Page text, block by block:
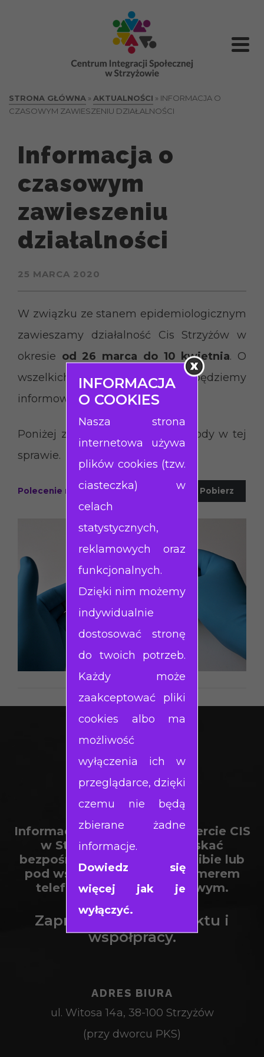
STRONA GŁÓWNA » AKTUALNOŚCI » INFORMACJA O
CZASOWYM ZAWIESZENIU DZIAŁALNOŚCI
Informacja o
czasowym
zawieszeniu
działalności
25 MARCA 2020
W związku ze stanem epidemiologicznym
zawieszamy działalność Cis Strzyżów w
okresie od 26 marca do 10 kwietnia. O
wszelkich zmianach będziemy
informować na bieżąco.
Poniżej załączamy pismo wojewody w tej
sprawie.
Polecenie nr 3 WP z dn. 24.03.2020 r. Pobierz
Informacje o działalności i ofercie CIS
w Strzyżowie można uzyskać
bezpośrednio w naszej siedzibie lub
pod wskazanym poniżej numerem
telefonu / adresem mailowym.
Zapraszamy do kontaktu i
współpracy.
ADRES BIURA
ul. Witosa 14a, 38-100 Strzyżów
(przy dworcu PKS)
INFORMACJA
O COOKIES
Nasza strona
internetowa używa
plików cookies (tzw.
ciasteczka) w
celach
statystycznych,
reklamowych oraz
funkcjonalnych.
Dzięki nim możemy
indywidualnie
dostosować stronę
do twoich potrzeb.
Każdy może
zaakceptować pliki
cookies albo ma
możliwość
wyłączenia ich w
przeglądarce, dzięki
czemu nie będą
zbierane żadne
informacje.
Dowiedz się
więcej jak je
wyłączyć.